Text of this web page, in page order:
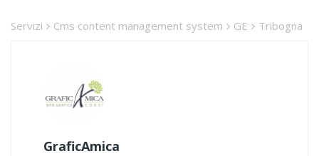
Servizi Cms content management system GE Tribogna
GraficAmica